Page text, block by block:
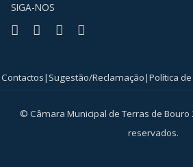
SIGA-NOS
© Câmara Municipal de Terras de Bouro
reservados.
Contactos| Sugestão/Reclamação|Política